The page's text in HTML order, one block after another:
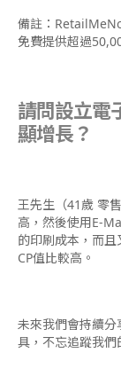
備註：
免費提供超過
請問設立電
顯增長？
王先生（41歲 零
高，然後使用E-
的印刷成本，而
CP值比較高。
未來我們會持續
具，不忘追蹤我們